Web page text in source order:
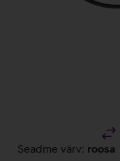
Seadme värv: roosa